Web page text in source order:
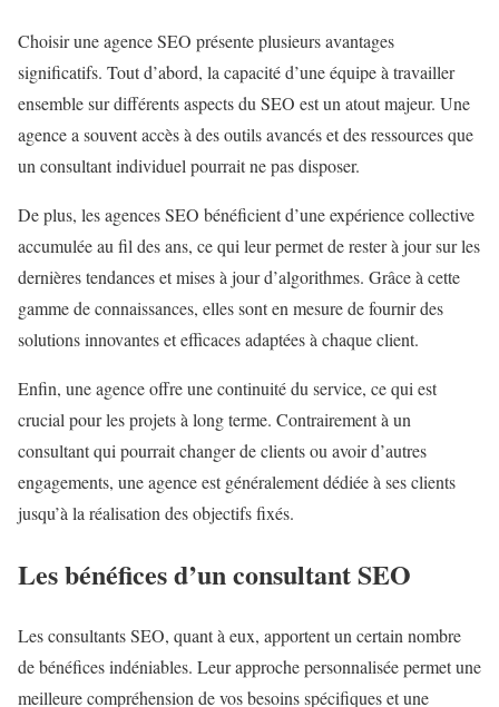
Choisir une agence SEO présente plusieurs avantages
significatifs. Tout d’abord, la capacité d’une équipe à travailler
ensemble sur différents aspects du SEO est un atout majeur. Une
agence a souvent accès à des outils avancés et des ressources que
un consultant individuel pourrait ne pas disposer.
De plus, les agences SEO bénéficient d’une expérience collective
accumulée au fil des ans, ce qui leur permet de rester à jour sur les
dernières tendances et mises à jour d’algorithmes. Grâce à cette
gamme de connaissances, elles sont en mesure de fournir des
solutions innovantes et efficaces adaptées à chaque client.
Enfin, une agence offre une continuité du service, ce qui est
crucial pour les projets à long terme. Contrairement à un
consultant qui pourrait changer de clients ou avoir d’autres
engagements, une agence est généralement dédiée à ses clients
jusqu’à la réalisation des objectifs fixés.
Les bénéfices d’un consultant SEO
Les consultants SEO, quant à eux, apportent un certain nombre
de bénéfices indéniables. Leur approche personnalisée permet une
meilleure compréhension de vos besoins spécifiques et une